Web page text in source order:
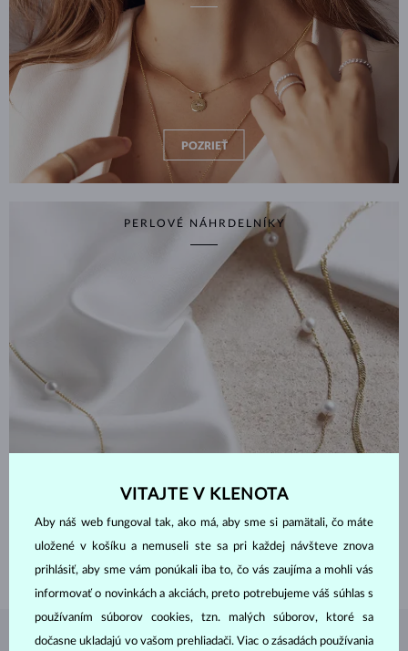
POZRIEŤ
PERLOVÉ NÁHRDELNÍKY
VITAJTE V KLENOTA
Aby náš web fungoval tak, ako má, aby sme si pamätali, čo máte
uložené v košíku a nemuseli ste sa pri každej návšteve znova
prihlásiť, aby sme vám ponúkali iba to, čo vás zaujíma a mohli vás
informovať o novinkách a akciách, preto potrebujeme váš súhlas s
používaním súborov cookies, tzn. malých súborov, ktoré sa
dočasne ukladajú vo vašom prehliadači. Viac o zásadách používania